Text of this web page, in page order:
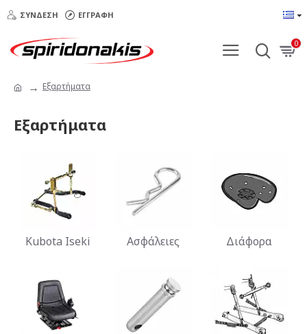
ΣΎΝΔΕΣΗ ΕΓΓΡΑΦΉ
0
Εξαρτήματα
Εξαρτήματα
Kubota Iseki Ασφάλειες Διάφορα